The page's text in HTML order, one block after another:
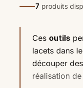
7 produits
Ces outils
lacets dans
découper
réalisation